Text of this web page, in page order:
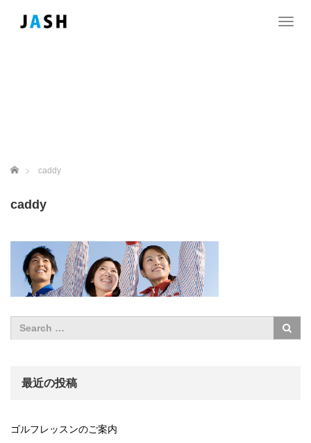
T
ホーム caddy
caddy
最近の投稿
ゴルフレッスンのご案内